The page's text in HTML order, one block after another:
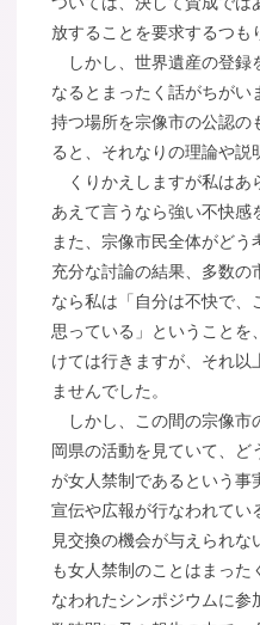
放することを要求するつも
しかし、世界遺産の登録
なるとまったく話がちがい
持つ場所を宗像市の公認の
ると、それなりの理論や説
くりかえしますが私はあ
あえて言うなら強い不快感
また、宗像市民全体がどう
充分な討論の結果、多数の
なら私は「自分は不快で、
思っている」ということを
けては行きますが、それ以
ませんでした。
しかし、この間の宗像市
岡県の活動を見ていて、ど
が女人禁制であるという事
宣伝や広報が行なわれてい
見交換の機会が与えられ
も女人禁制のことはまっ
なわれたシンポジウムに参